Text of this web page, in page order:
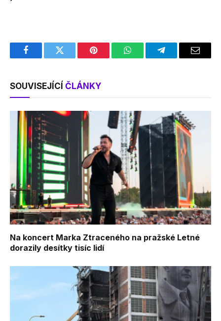
FacebookTwitter Pinterest WhatsAppTelegramEmail
SOUVISEJÍCÍ ČLÁNKY
Na koncert Marka Ztraceného na pražské Letné
dorazily desítky tisíc lidí